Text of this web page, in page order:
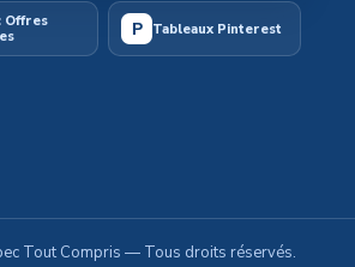
Offres
P Tableaux Pinterest
Tout Compris — Tous droits réservés.